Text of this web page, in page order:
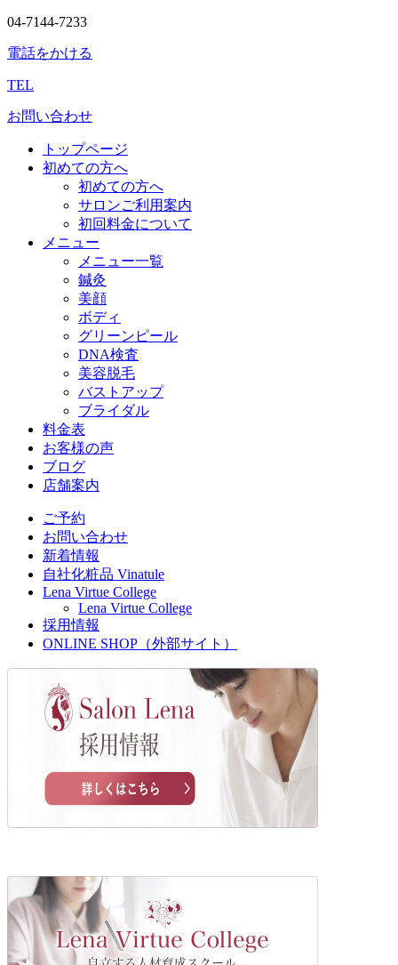
04-7144-7233
電話をかける
TEL
お問い合わせ
トップページ
初めての方へ
初めての方へ
サロンご利用案内
初回料金について
メニュー
メニュー一覧
鍼灸
美顔
ボディ
グリーンピール
DNA検査
美容脱毛
バストアップ
ブライダル
料金表
お客様の声
ブログ
店舗案内
ご予約
お問い合わせ
新着情報
自社化粧品 Vinatule
Lena Virtue College
Lena Virtue College
採用情報
ONLINE SHOP（外部サイト）